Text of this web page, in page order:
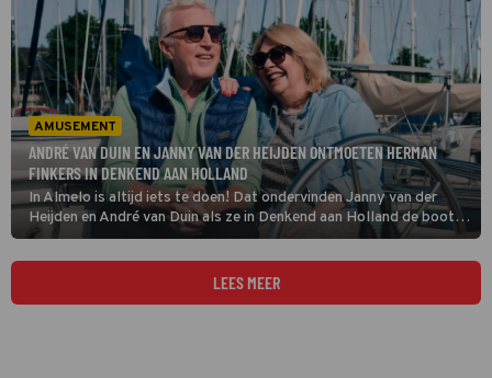
AMUSEMENT
ANDRÉ VAN DUIN EN JANNY VAN DER HEIJDEN ONTMOETEN HERMAN
FINKERS IN DENKEND AAN HOLLAND
In Almelo is altijd iets te doen! Dat ondervinden Janny van der
Heijden en André van Duin als ze in Denkend aan Holland de boot
afmeren in de Overijsselse stad. Niemand minder dan Herman
Finkers, dé ambassadeur van de regio Twente, geeft het duo een
LEES MEER